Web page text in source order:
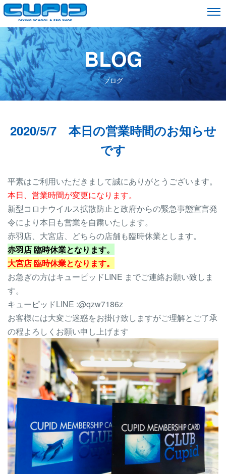
BLOG
ブログ
2020/5/7 本日の営業時間のお知らせ
です
平素はご利用いただきまして誠にありがとうございます。
本日、営業時間が変更になります。
新型コロナウイルス拡散防止と政府からの緊急事態宣言発
令により本日も営業を自粛いたします。
赤羽店、大宮店、どちらの店舗も臨時休業とします。
赤羽店 臨時休業となります。
大宮店 臨時休業となります。
お急ぎの方はキューピッドLINE までご連絡お願い致しま
す。
キューピッドLINE :@qzw7186z
お客様には大変ご迷惑をお掛け致しますがご理解とご了承
の程よろしくお願い申し上げます